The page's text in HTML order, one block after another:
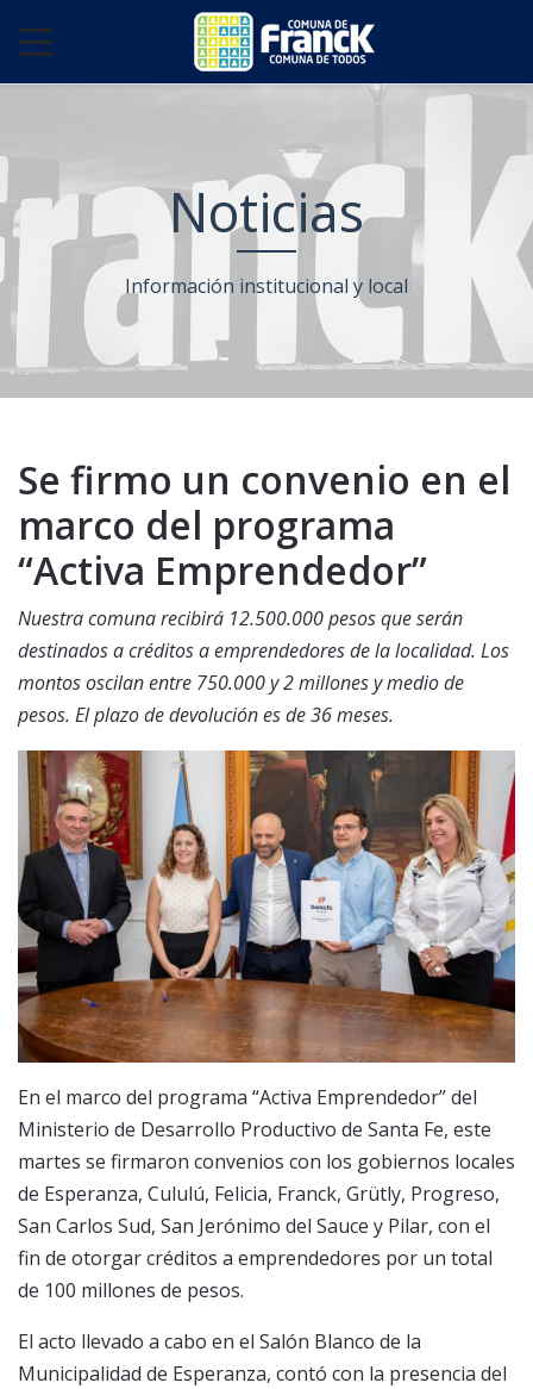
Noticias
Información institucional y local
Se firmo un convenio en el
marco del programa
“Activa Emprendedor”
Nuestra comuna recibirá 12.500.000 pesos que serán
destinados a créditos a emprendedores de la localidad. Los
montos oscilan entre 750.000 y 2 millones y medio de
pesos. El plazo de devolución es de 36 meses.
En el marco del programa “Activa Emprendedor” del
Ministerio de Desarrollo Productivo de Santa Fe, este
martes se firmaron convenios con los gobiernos locales
de Esperanza, Cululú, Felicia, Franck, Grütly, Progreso,
San Carlos Sud, San Jerónimo del Sauce y Pilar, con el
fin de otorgar créditos a emprendedores por un total
de 100 millones de pesos.
El acto llevado a cabo en el Salón Blanco de la
Municipalidad de Esperanza, contó con la presencia del